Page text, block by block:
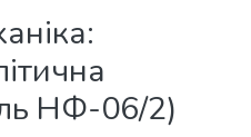
НФ-06/2)